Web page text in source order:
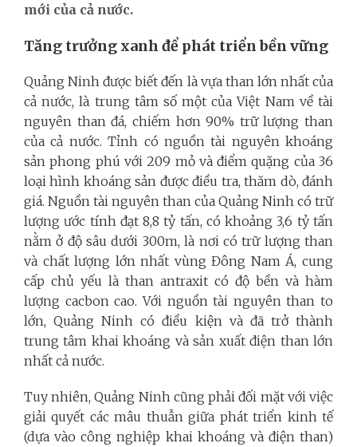
mới của cả nước.
Tăng trưởng xanh để phát triển bền vững
Quảng Ninh được biết đến là vựa than lớn nhất của
cả nước, là trung tâm số một của Việt Nam về tài
nguyên than đá, chiếm hơn 90% trữ lượng than
của cả nước. Tỉnh có nguồn tài nguyên khoáng
sản phong phú với 209 mỏ và điểm quặng của 36
loại hình khoáng sản được điều tra, thăm dò, đánh
giá. Nguồn tài nguyên than của Quảng Ninh có trữ
lượng ước tính đạt 8,8 tỷ tấn, có khoảng 3,6 tỷ tấn
nằm ở độ sâu dưới 300m, là nơi có trữ lượng than
và chất lượng lớn nhất vùng Đông Nam Á, cung
cấp chủ yếu là than antraxit có độ bền và hàm
lượng cacbon cao. Với nguồn tài nguyên than to
lớn, Quảng Ninh có điều kiện và đã trở thành
trung tâm khai khoáng và sản xuất điện than lớn
nhất cả nước.
Tuy nhiên, Quảng Ninh cũng phải đối mặt với việc
giải quyết các mâu thuẫn giữa phát triển kinh tế
(dựa vào công nghiệp khai khoáng và điện than)